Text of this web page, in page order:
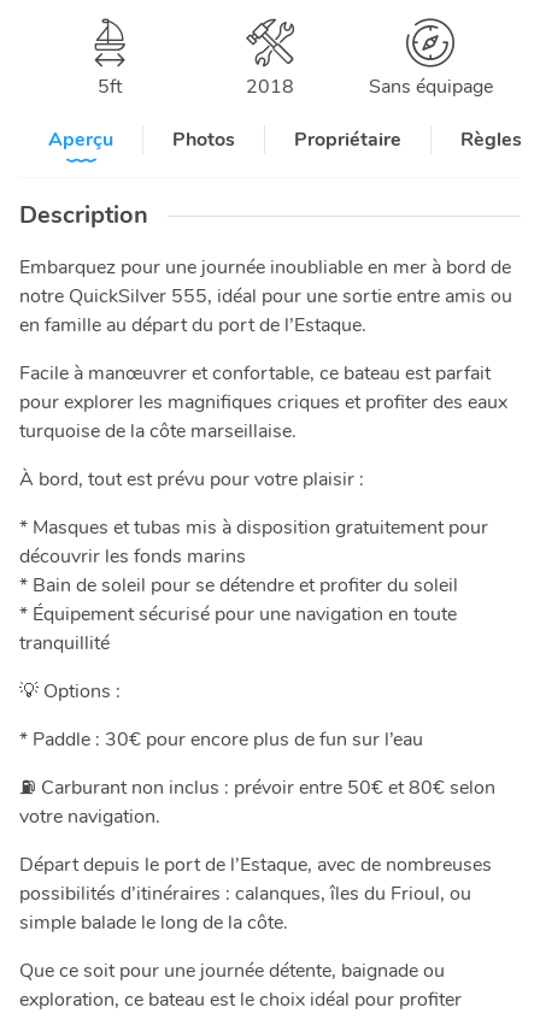
5ft 2018
Sans équipage
Aperçu
Photos Propriétaire Règles
Description
Embarquez pour une journée inoubliable en mer à bord de
notre QuickSilver 555, idéal pour une sortie entre amis ou
en famille au départ du port de l’Estaque.
Facile à manœuvrer et confortable, ce bateau est parfait
pour explorer les magnifiques criques et profiter des eaux
turquoise de la côte marseillaise.
À bord, tout est prévu pour votre plaisir :
* Masques et tubas mis à disposition gratuitement pour
découvrir les fonds marins
* Bain de soleil pour se détendre et profiter du soleil
* Équipement sécurisé pour une navigation en toute
tranquillité
💡 Options :
* Paddle : 30€ pour encore plus de fun sur l’eau
⛽ Carburant non inclus : prévoir entre 50€ et 80€ selon
votre navigation.
Départ depuis le port de l’Estaque, avec de nombreuses
possibilités d’itinéraires : calanques, îles du Frioul, ou
simple balade le long de la côte.
Que ce soit pour une journée détente, baignade ou
exploration, ce bateau est le choix idéal pour profiter